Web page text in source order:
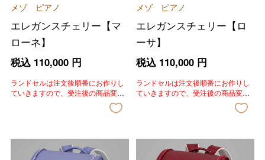
メゾ ピアノ
エレガンスチェリー【マ
ローネ】
税込 110,000円
ランドセルは注文後順番にお作りし
ていきますので、受注後の商品変
更、色変更、キャンセルはいたしか
ねます。あらかじめご了承いただき
メゾ ピアノ
エレガンスチェリー【ロ
ーサ】
税込 110,000円
ランドセルは注文後順番にお作りし
ていきますので、受注後の商品変
更、色変更、キャンセルはいたしか
ねます。あらかじめご了承いただき